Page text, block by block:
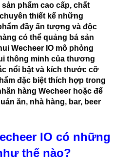
phẩm cao cấp, chất
thiết kế những
đầy ấn tượng và độc
có thể quảng bá sản
Wecheer IO mô phỏng
thông minh của thương
nổi bật và kích thước cỡ
đặc biệt thích hợp trong
hàng Wecheer hoặc để
ăn, nhà hàng, bar, beer
IO có những
thế nào?